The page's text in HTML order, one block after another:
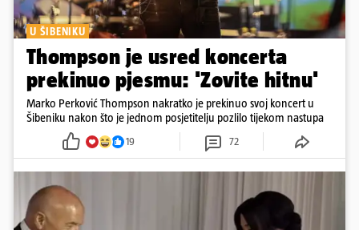
U ŠIBENIKU
Thompson je usred koncerta
prekinuo pjesmu: 'Zovite hitnu'
Marko Perković Thompson nakratko je prekinuo svoj koncert u
Šibeniku nakon što je jednom posjetitelju pozlilo tijekom nastupa
19 72